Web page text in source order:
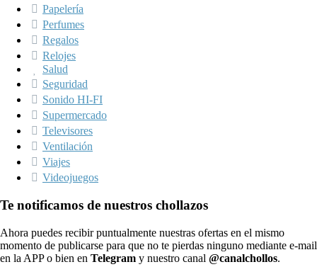
Papelería
Perfumes
Regalos
Relojes
Salud
Seguridad
Sonido HI-FI
Supermercado
Televisores
Ventilación
Viajes
Videojuegos
Te notificamos de nuestros chollazos
Ahora puedes recibir puntualmente nuestras ofertas en el mismo
momento de publicarse para que no te pierdas ninguno mediante e-mail
en la APP o bien en Telegram y nuestro canal @canalchollos.